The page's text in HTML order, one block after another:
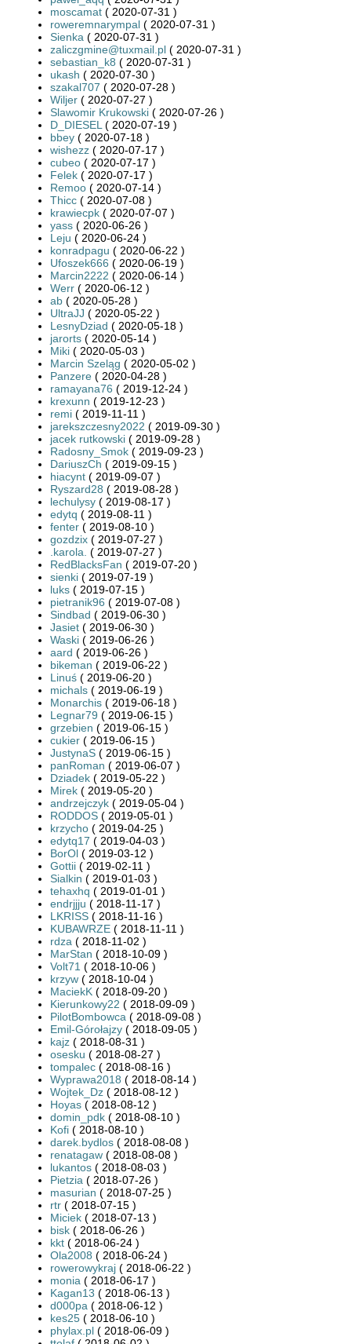
moscamat ( 2020-07-31 )
roweremnarympal ( 2020-07-31 )
Sienka ( 2020-07-31 )
zaliczgmine@tuxmail.pl ( 2020-07-31 )
sebastian_k8 ( 2020-07-31 )
ukash ( 2020-07-30 )
szakal707 ( 2020-07-28 )
Wiljer ( 2020-07-27 )
Slawomir Krukowski ( 2020-07-26 )
D_DIESEL ( 2020-07-19 )
bbey ( 2020-07-18 )
wishezz ( 2020-07-17 )
cubeo ( 2020-07-17 )
Felek ( 2020-07-17 )
Remoo ( 2020-07-14 )
Thicc ( 2020-07-08 )
krawiecpk ( 2020-07-07 )
yass ( 2020-06-26 )
Leju ( 2020-06-24 )
konradpagu ( 2020-06-22 )
Ufoszek666 ( 2020-06-19 )
Marcin2222 ( 2020-06-14 )
Werr ( 2020-06-12 )
ab ( 2020-05-28 )
UltraJJ ( 2020-05-22 )
LesnyDziad ( 2020-05-18 )
jarorts ( 2020-05-14 )
Miki ( 2020-05-03 )
Marcin Szeląg ( 2020-05-02 )
Panzere ( 2020-04-28 )
ramayana76 ( 2019-12-24 )
krexunn ( 2019-12-23 )
remi ( 2019-11-11 )
jarekszczesny2022 ( 2019-09-30 )
jacek rutkowski ( 2019-09-28 )
Radosny_Smok ( 2019-09-23 )
DariuszCh ( 2019-09-15 )
hiacynt ( 2019-09-07 )
Ryszard28 ( 2019-08-28 )
lechulysy ( 2019-08-17 )
edytq ( 2019-08-11 )
fenter ( 2019-08-10 )
gozdzix ( 2019-07-27 )
.karola. ( 2019-07-27 )
RedBlacksFan ( 2019-07-20 )
sienki ( 2019-07-19 )
luks ( 2019-07-15 )
pietranik96 ( 2019-07-08 )
Sindbad ( 2019-06-30 )
Jasiet ( 2019-06-30 )
Waski ( 2019-06-26 )
aard ( 2019-06-26 )
bikeman ( 2019-06-22 )
Linuś ( 2019-06-20 )
michals ( 2019-06-19 )
Monarchis ( 2019-06-18 )
Legnar79 ( 2019-06-15 )
grzebien ( 2019-06-15 )
cukier ( 2019-06-15 )
JustynaS ( 2019-06-15 )
panRoman ( 2019-06-07 )
Dziadek ( 2019-05-22 )
Mirek ( 2019-05-20 )
andrzejczyk ( 2019-05-04 )
RODDOS ( 2019-05-01 )
krzycho ( 2019-04-25 )
edytq17 ( 2019-04-03 )
BorOl ( 2019-03-12 )
Gottii ( 2019-02-11 )
Sialkin ( 2019-01-03 )
tehaxhq ( 2019-01-01 )
endrjjju ( 2018-11-17 )
LKRISS ( 2018-11-16 )
KUBAWRZE ( 2018-11-11 )
rdza ( 2018-11-02 )
MarStan ( 2018-10-09 )
Volt71 ( 2018-10-06 )
krzyw ( 2018-10-04 )
MaciekK ( 2018-09-20 )
Kierunkowy22 ( 2018-09-09 )
PilotBombowca ( 2018-09-08 )
Emil-Górołajzy ( 2018-09-05 )
kajz ( 2018-08-31 )
osesku ( 2018-08-27 )
tompalec ( 2018-08-16 )
Wyprawa2018 ( 2018-08-14 )
Wojtek_Dz ( 2018-08-12 )
Hoyas ( 2018-08-12 )
domin_pdk ( 2018-08-10 )
Kofi ( 2018-08-10 )
darek.bydlos ( 2018-08-08 )
renatagaw ( 2018-08-08 )
lukantos ( 2018-08-03 )
Pietzia ( 2018-07-26 )
masurian ( 2018-07-25 )
rtr ( 2018-07-15 )
Miciek ( 2018-07-13 )
bisk ( 2018-06-26 )
kkt ( 2018-06-24 )
Ola2008 ( 2018-06-24 )
rowerowykraj ( 2018-06-22 )
monia ( 2018-06-17 )
Kagan13 ( 2018-06-13 )
d000pa ( 2018-06-12 )
kes25 ( 2018-06-10 )
phylax.pl ( 2018-06-09 )